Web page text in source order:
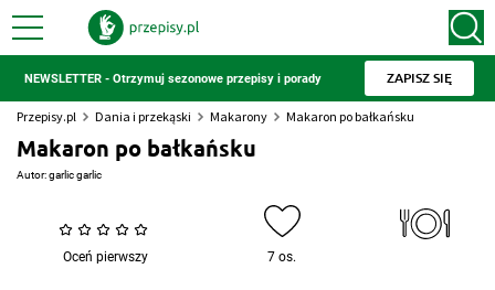
NEWSLETTER - Otrzymuj sezonowe przepisy i porady ZAPISZ SIĘ
Przepisy.pl Dania i przekąski Makarony Makaron po bałkańsku
Makaron po bałkańsku
Autor:garlic garlic
Oceń pierwszy 7 os.